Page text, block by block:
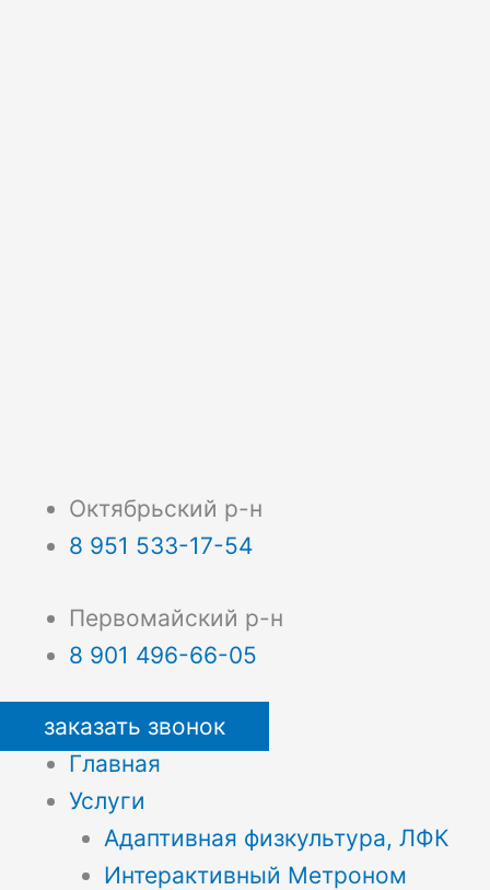
Октябрьский р-н
8 951 533-17-54
Первомайский р-н
8 901 496-66-05
заказать звонок
Главная
Услуги
Адаптивная физкультура, ЛФК
Интерактивный Метроном